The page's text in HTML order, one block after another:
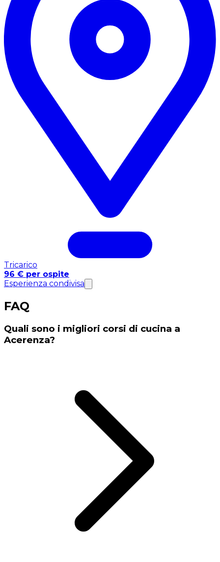
Tricarico
96 € per ospite
Esperienza condivisa
FAQ
Quali sono i migliori corsi di cucina a
Acerenza?